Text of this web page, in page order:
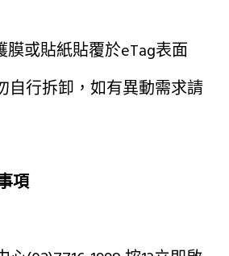
膜或貼紙貼覆於eTag表面
自行拆卸，如有異動需求請
項